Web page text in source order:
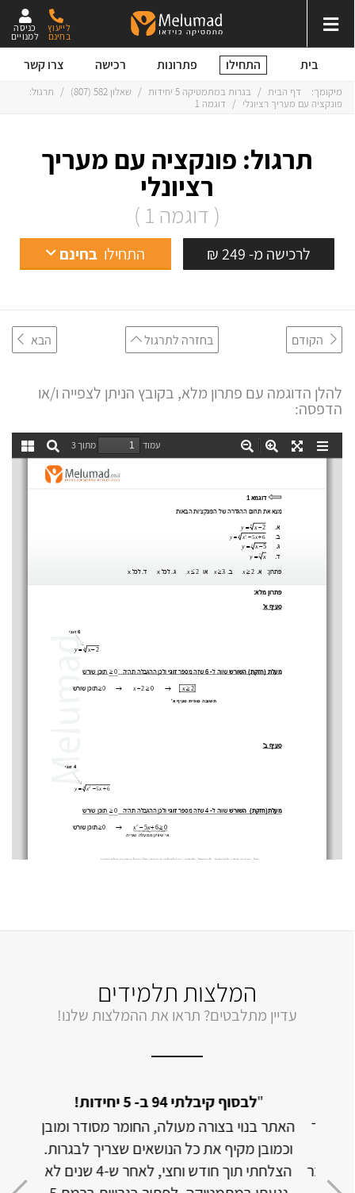
כניסה
למנויים
לייעוץ
בחינם
בית התחילו פתרונות רכישה צרו קשר
תרגול: פונקציה עם מעריך
רציונלי
( דוגמה 1 )
לרכישה מ- 249 ₪ התחילו בחינם
מיקומך: דף הבית / בגרות במתמטיקה 5 יחידות / שאלון 582 (807) / תרגול:
פונקציה עם מעריך רציונלי / דוגמה 1
הקודם בחזרה לתרגול הבא
להלן הדוגמה עם פתרון מלא, בקובץ הניתן לצפייה ו/או
הדפסה:
המלצות תלמידים
עדיין מתלבטים? תראו את ההמלצות שלנו!
לבסוף קיבלתי 94 ב- 5 יחידות!
האתר בנוי בצורה מעולה, החומר מסודר ומובן
וכמובן מקיף את כל הנושאים שצריך לבגרות.
הצלחתי תוך חודש וחצי, לאחר ש-4 שנים לא
דבר